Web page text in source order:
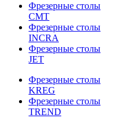
Фрезерные столы
CMT
Фрезерные столы
INCRA
Фрезерные столы
JET
Фрезерные столы
KREG
Фрезерные столы
TREND